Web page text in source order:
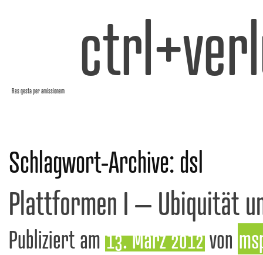
Res gesta per amissionem
Schlagwort-Archive:dsl
Plattformen I – Ubiquität
Publiziert am 13. März 2012von